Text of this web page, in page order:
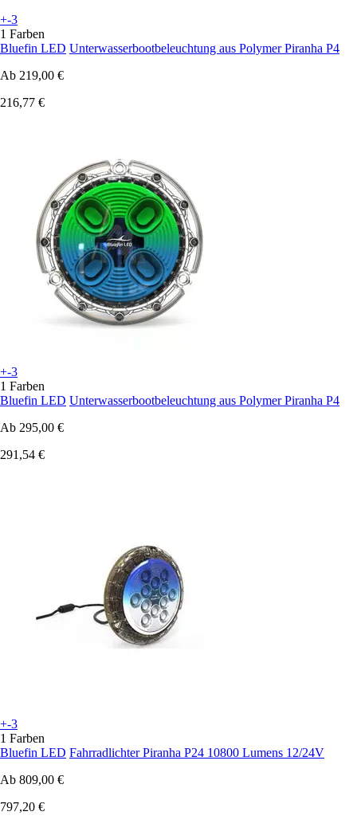
+-3
1 Farben
Bluefin LED Unterwasserbootbeleuchtung aus Polymer Piranha P4
Ab 219,00 €
216,77 €
+-3
1 Farben
Bluefin LED Unterwasserbootbeleuchtung aus Polymer Piranha P4
Ab 295,00 €
291,54 €
+-3
1 Farben
Bluefin LED Fahrradlichter Piranha P24 10800 Lumens 12/24V
Ab 809,00 €
797,20 €